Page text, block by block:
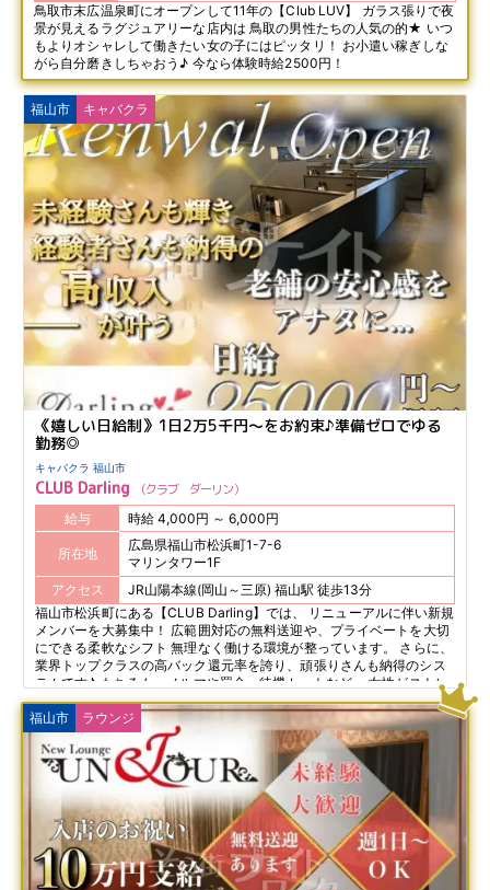
鳥取市末広温泉町にオープンして11年の【Club LUV】 ガラス張りで夜
景が見えるラグジュアリーな店内は 鳥取の男性たちの人気の的★ いつ
もよりオシャレして働きたい女の子にはピッタリ！ お小遣い稼ぎしな
がら自分磨きしちゃおう♪ 今なら体験時給2500円！
福山市 キャバクラ
《嬉しい日給制》1日2万5千円～をお約束♪準備ゼロでゆる
勤務◎
キャバクラ 福山市
CLUB Darling クラブ ダーリン
給与 時給 4,000円 ～ 6,000円
所在地
広島県福山市松浜町1-7-6
マリンタワー1F
アクセス
JR山陽本線(岡山～三原) 福山駅 徒歩13分
福山市松浜町にある【CLUB Darling】では、 リニューアルに伴い新規
メンバーを大募集中！ 広範囲対応の無料送迎や、プライベートを大切
にできる柔軟なシフト 無理なく働ける環境が整っています。 さらに、
業界トップクラスの高バック還元率を誇り、頑張りさんも納得のシス
テムです♪ もちろん、ノルマや罰金、待機カットなど、 女性がストレ
スを感じることは一切なし！ さらに、10万円相当のドレスや靴、 ワ
ンピースをプレゼントする豪華な特典もご用意。 初めての方でも頼り
になる黒服スタッフがしっかりサポートします！ 安心してお仕事をス
タートできます♪ 老舗ならではの安定感と安心感、そして働きやすさ
を兼ね備えた 【CLUB Darling】で、ぜひ新しい一歩を踏み出してくだ
さい！
福山市 ラウンジ